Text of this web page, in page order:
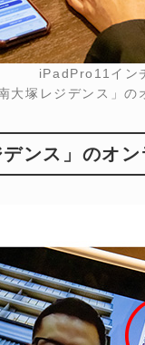
iPadPro11イン
大塚レジデンス」
ンス」のオ